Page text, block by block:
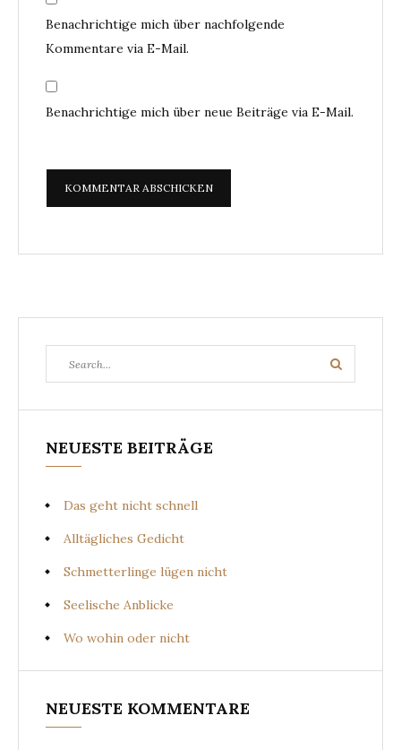
Benachrichtige mich über nachfolgende
Kommentare via E-Mail.
Benachrichtige mich über neue Beiträge via E-Mail.
for:
Search
NEUESTE BEITRÄGE
Das geht nicht schnell
Alltägliches Gedicht
Schmetterlinge lügen nicht
Seelische Anblicke
Wo wohin oder nicht
NEUESTE KOMMENTARE